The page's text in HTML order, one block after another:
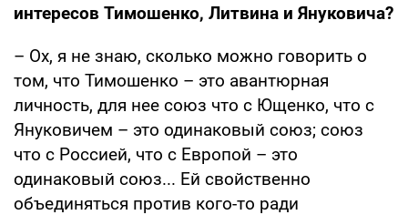
интересов Тимошенко, Литвина и Януковича?
– Ох, я не знаю, сколько можно говорить о
том, что Тимошенко – это авантюрная
личность, для нее союз что с Ющенко, что с
Януковичем – это одинаковый союз; союз
что с Россией, что с Европой – это
одинаковый союз... Ей свойственно
объединяться против кого-то ради